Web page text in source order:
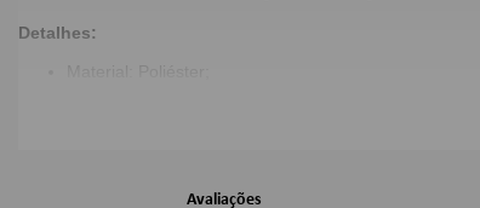
Detalhes:
Chaveiro exclusivo.Avaliações